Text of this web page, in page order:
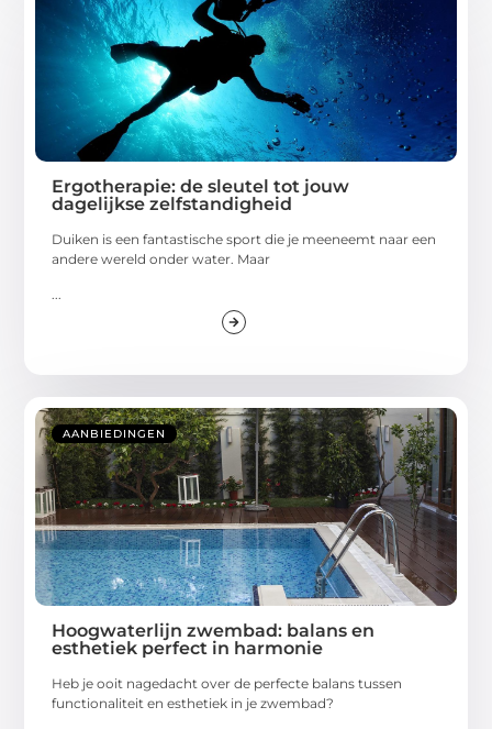
Ergotherapie: de sleutel tot jouw
dagelijkse zelfstandigheid
Duiken is een fantastische sport die je meeneemt naar een
andere wereld onder water. Maar
AANBIEDINGEN
Hoogwaterlijn zwembad: balans en
esthetiek perfect in harmonie
Heb je ooit nagedacht over de perfecte balans tussen
functionaliteit en esthetiek in je zwembad?